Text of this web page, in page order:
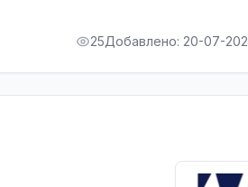
25Добавлено: 20-07-